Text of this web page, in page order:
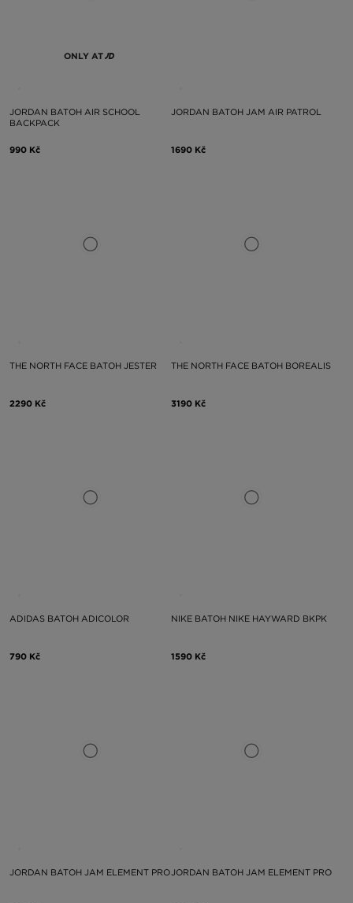
ONLY AT
JORDAN BATOH AIR SCHOOL
BACKPACK
990 Kč
JORDAN BATOH JAM AIR PATROL
1690 Kč
THE NORTH FACE BATOH JESTER
2290 Kč
THE NORTH FACE BATOH BOREALIS
3190 Kč
ADIDAS BATOH ADICOLOR
790 Kč
NIKE BATOH NIKE HAYWARD BKPK
1590 Kč
JORDAN BATOH JAM ELEMENT PROJORDAN BATOH JAM ELEMENT PRO